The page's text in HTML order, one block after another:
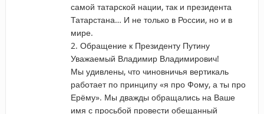
самой татарской нации, так и президента
Татарстана… И не только в России, но и в
мире.
2. Обращение к Президенту Путину
Уважаемый Владимир Владимирович!
Мы удивлены, что чиновничья вертикаль
работает по принципу «я про Фому, а ты про
Ерёму». Мы дважды обращались на Ваше
имя с просьбой провести обещанный